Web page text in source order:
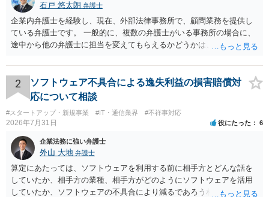
石戸 悠太朗 弁護士
企業内弁護士を経験し、現在、外部法律事務所で、顧問業務を提供し
ている弁護士です。 一般的に、複数の弁護士がいる事務所の場合に、
途中から他の弁護士に担当を変えてもらえるかどうかは、当該事務所
が不満を抱いている弁護士を担当にすることは望ましくないため、別
の弁護士に変更するのが通常でしょう。それでも、担当弁護士を変え
てくれない場合は、他の弁護士の担当案件が一般で担当を変えられな
いなどの事情があるかと思います。 担当弁護士が変わらず、仕事内容
も改善されない場合には、決済権限を持つ上司に相談し、顧問契約自
体を見直すのが一番かと思います。
2
ソフトウェア不具合による逸失利益の損害賠償対
応について相談
#スタートアップ・新規事業 #IT・通信業界 #不祥事対応
2026年7月31日 役にたった 6
企業法務に強い弁護士
外山 大地 弁護士
算定にあたっては、ソフトウェアを利用する前に相手方とどんな話を
していたか、相手方の業種、相手方がどのようにソフトウェアを活用
していたか、ソフトウェアの不具合により減るであろう相手方の将来